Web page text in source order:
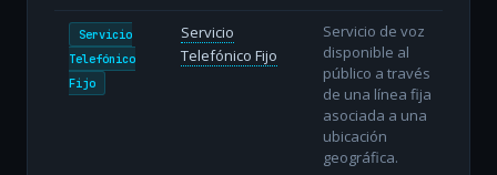
Servicio
Telefónico
Fijo
Servicio
Telefónico Fijo
Servicio de voz
disponible al
público a través
de una línea fija
asociada a una
ubicación
geográfica.